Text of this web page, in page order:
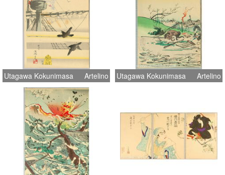
Utagawa Kokunimasa Artelino Utagawa Kokunimasa Artelino